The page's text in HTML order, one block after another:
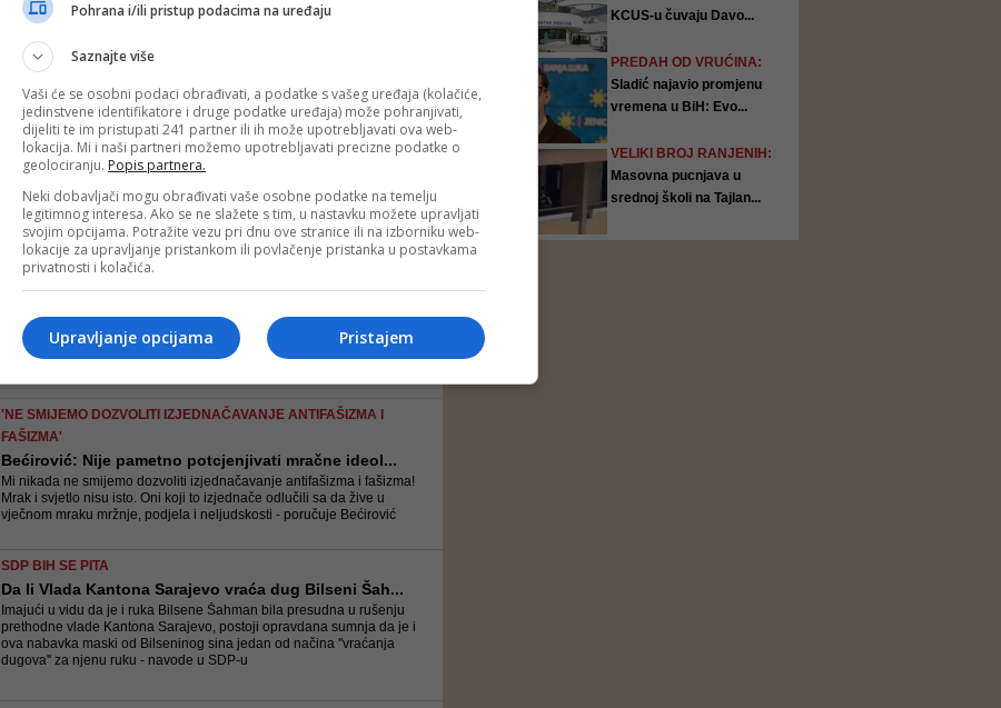
SDP BiH se nema nikakavu namjeru pravdati i objašnjavati prirodu
svog poslovanja zeleno-narandžastoj SDA
IZ DEMOKRATSKE FRONTE PORUČILI
Pozivamo pošteni dio SDP-a da se očituje o aferi p...
Od SDP-ovog partnera, odnosno od Naše stranke, ne očekujemo
nikakvo očitovanje, jer je svim građanima Bosne i Hercegovine
poznat slučaj „Falatar“ - navode u DF-u
DELEGAT U DOMU NARODA ZAHTIJEVA ODGOVORE
Bećirović Čoviću uputio OVIH devet pitanja, ali i ...
sazivate sjednice Doma naroda Parlamentarne skupštine BiH javno
Vam postavljam devet važnih pitanja - naveo je Bećirović
'NE SMIJEMO DOZVOLITI IZJEDNAČAVANJE ANTIFAŠIZMA I
FAŠIZMA'
Bećirović: Nije pametno potcjenjivati mračne ideol...
Mi nikada ne smijemo dozvoliti izjednačavanje antifašizma i fašizma!
Mrak i svjetlo nisu isto. Oni koji to izjednače odlučili sa da žive u
vječnom mraku mržnje, podjela i neljudskosti - poručuje Bećirović
SDP BIH SE PITA
Da li Vlada Kantona Sarajevo vraća dug Bilseni Šah...
Imajući u vidu da je i ruka Bilsene Šahman bila presudna u rušenju
prethodne vlade Kantona Sarajevo, postoji opravdana sumnja da je i
ova nabavka maski od Bilseninog sina jedan od načina ''vraćanja
dugova'' za njenu ruku - navode u SDP-u
KCUS-u čuvaju Davo...
PREDAH OD VRUĆINA:
Sladić najavio promjenu
vremena u BiH: Evo...
VELIKI BROJ RANJENIH:
Masovna pucnjava u
srednoj školi na Tajlan...
Pohrana i/ili pristup podacima na uređaju
Saznajte više
Vaši će se osobni podaci obrađivati, a podatke s vašeg uređaja (kolačiće,
jedinstvene identifikatore i druge podatke uređaja) može pohranjivati,
dijeliti te im pristupati 241 partner ili ih može upotrebljavati ova web-
lokacija. Mi i naši partneri možemo upotrebljavati precizne podatke o
geolociranju. Popis partnera.
Neki dobavljači mogu obrađivati vaše osobne podatke na temelju
legitimnog interesa. Ako se ne slažete s tim, u nastavku možete upravljati
svojim opcijama. Potražite vezu pri dnu ove stranice ili na izborniku web-
lokacije za upravljanje pristankom ili povlačenje pristanka u postavkama
privatnosti i kolačića.
Pristajem
Upravljanje opcijama